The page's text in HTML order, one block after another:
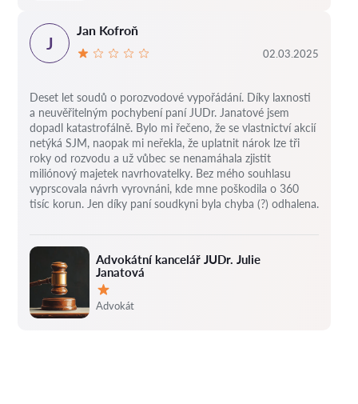
Advokátní kancelář JUDr. Julie
Janatová
Hodnocení:
Advokát
J
Jan Kofroň
02.03.2025
Deset let soudů o porozvodové vypořádání. Díky laxnosti
a neuvěřitelným pochybení paní JUDr. Janatové jsem
dopadl katastrofálně. Bylo mi řečeno, že se vlastnictví akcií
netýká SJM, naopak mi neřekla, že uplatnit nárok lze tři
roky od rozvodu a už vůbec se nenamáhala zjistit
miliónový majetek navrhovatelky. Bez mého souhlasu
vyprscovala návrh vyrovnáni, kde mne poškodila o 360
tisíc korun. Jen díky paní soudkyni byla chyba (?) odhalena.